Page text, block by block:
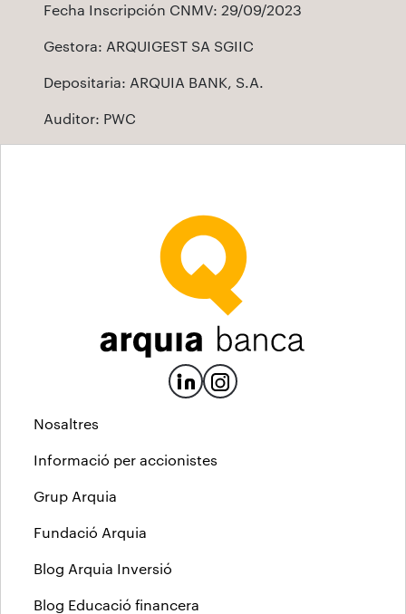
Fecha Inscripción CNMV: 29/09/2023
Gestora: ARQUIGEST SA SGIIC
Depositaria: ARQUIA BANK, S.A.
Auditor: PWC
Nosaltres
Informació per accionistes
Grup Arquia
Fundació Arquia
Blog Arquia Inversió
Blog Educació financera